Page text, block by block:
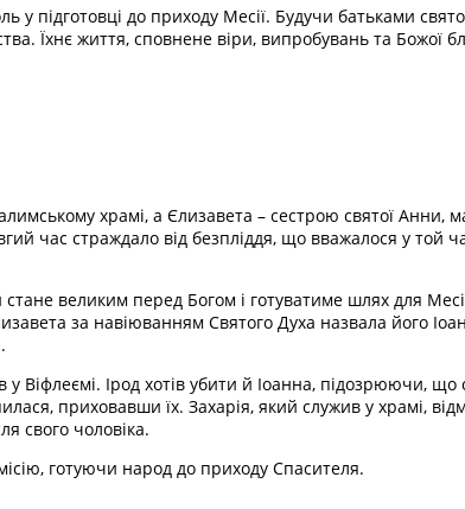
у підготовці до приходу Месії. Будучи батьками
Їхнє життя, сповнене віри, випробувань та Божої
храмі, а Єлизавета – сестрою святої Анни,
час страждало від безпліддя, що вважалося у той
великим перед Богом і готуватиме шлях для
за навіюванням Святого Духа назвала його
у Віфлеємі. Ірод хотів убити й Іоанна, підозрюючи,
приховавши їх. Захарія, який служив у храмі,
свого чоловіка.
готуючи народ до приходу Спасителя.